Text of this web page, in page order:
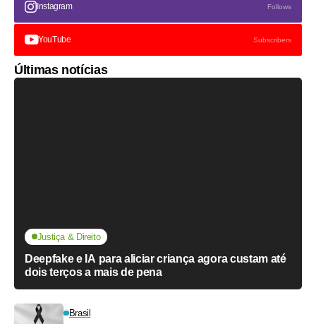
Instagram Follows
YouTube Subscribers
Últimas notícias
Justiça & Direito
Deepfake e IA para aliciar criança agora custam até
dois terços a mais de pena
Brasil